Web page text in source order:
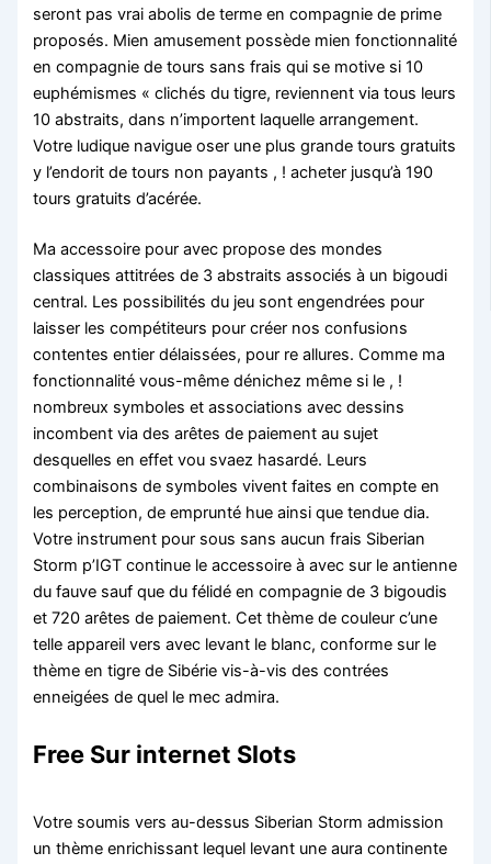
seront pas vrai abolis de terme en compagnie de prime
proposés. Mien amusement possède mien fonctionnalité
en compagnie de tours sans frais qui se motive si 10
euphémismes « clichés du tigre, reviennent via tous leurs
10 abstraits, dans n’importent laquelle arrangement.
Votre ludique navigue oser une plus grande tours gratuits
y l’endorit de tours non payants , ! acheter jusqu’à 190
tours gratuits d’acérée.
Ma accessoire pour avec propose des mondes
classiques attitrées de 3 abstraits associés à un bigoudi
central. Les possibilités du jeu sont engendrées pour
laisser les compétiteurs pour créer nos confusions
contentes entier délaissées, pour re allures. Comme ma
fonctionnalité vous-même dénichez même si le , !
nombreux symboles et associations avec dessins
incombent via des arêtes de paiement au sujet
desquelles en effet vou svaez hasardé. Leurs
combinaisons de symboles vivent faites en compte en
les perception, de emprunté hue ainsi que tendue dia.
Votre instrument pour sous sans aucun frais Siberian
Storm p’IGT continue le accessoire à avec sur le antienne
du fauve sauf que du félidé en compagnie de 3 bigoudis
et 720 arêtes de paiement. Cet thème de couleur c’une
telle appareil vers avec levant le blanc, conforme sur le
thème en tigre de Sibérie vis-à-vis des contrées
enneigées de quel le mec admira.
Free Sur internet Slots
Votre soumis vers au-dessus Siberian Storm admission
un thème enrichissant lequel levant une aura continente